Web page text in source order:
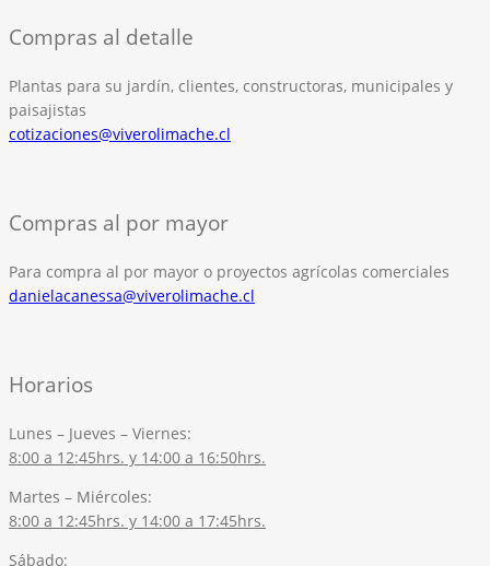
Compras al detalle
Plantas para su jardín, clientes, constructoras, municipales y
paisajistas
cotizaciones@viverolimache.cl
Compras al por mayor
Para compra al por mayor o proyectos agrícolas comerciales
danielacanessa@viverolimache.cl
Horarios
Lunes – Jueves – Viernes:
8:00 a 12:45hrs. y 14:00 a 16:50hrs.
Martes – Miércoles:
8:00 a 12:45hrs. y 14:00 a 17:45hrs.
Sábado: